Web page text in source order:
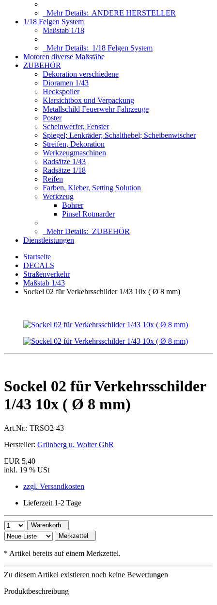
Mehr Details: ANDERE HERSTELLER
1/18 Felgen System
Maßstab 1/18
Mehr Details: 1/18 Felgen System
Motoren diverse Maßstäbe
ZUBEHÖR
Dekoration verschiedene
Dioramen 1/43
Heckspoiler
Klarsichtbox und Verpackung
Metallschild Feuerwehr Fahrzeuge
Poster
Scheinwerfer, Fenster
Spiegel; Lenkräder; Schalthebel; Scheibenwischer
Streifen, Dekoration
Werkzeugmaschinen
Radsätze 1/43
Radsätze 1/18
Reifen
Farben, Kleber, Setting Solution
Werkzeug
Bohrer
Pinsel Rotmarder
Mehr Details: ZUBEHÖR
Dienstleistungen
Startseite
DECALS
Straßenverkehr
Maßstab 1/43
Sockel 02 für Verkehrsschilder 1/43 10x ( Ø 8 mm)
Sockel 02 für Verkehrsschilder
1/43 10x ( Ø 8 mm)
Art.Nr.: TRSO2-43
Hersteller: Grünberg u. Wolter GbR
EUR 5,40
inkl. 19 % USt
zzgl. Versandkosten
Lieferzeit 1-2 Tage
Warenkorb
Merkzettel
* Artikel bereits auf einem Merkzettel.
Zu diesem Artikel existieren noch keine Bewertungen
Produktbeschreibung